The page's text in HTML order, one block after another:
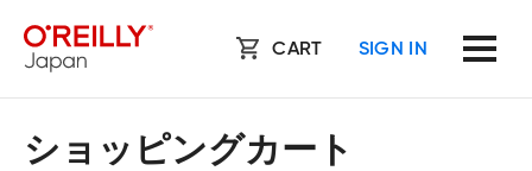
CART SIGN IN
ショッピングカート